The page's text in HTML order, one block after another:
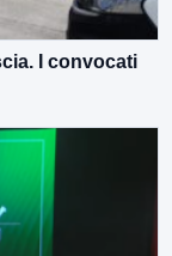
I convocati